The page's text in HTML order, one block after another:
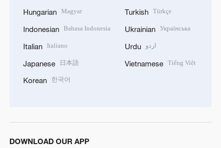
Hungarian Magyar
Indonesian Bahasa Indonesia
Italian Italiano
Japanese 日本語
Korean 한국어
Turkish Türkçe
Ukrainian Українська
Urdu اردو
Vietnamese Tiếng Việt
DOWNLOAD OUR APP